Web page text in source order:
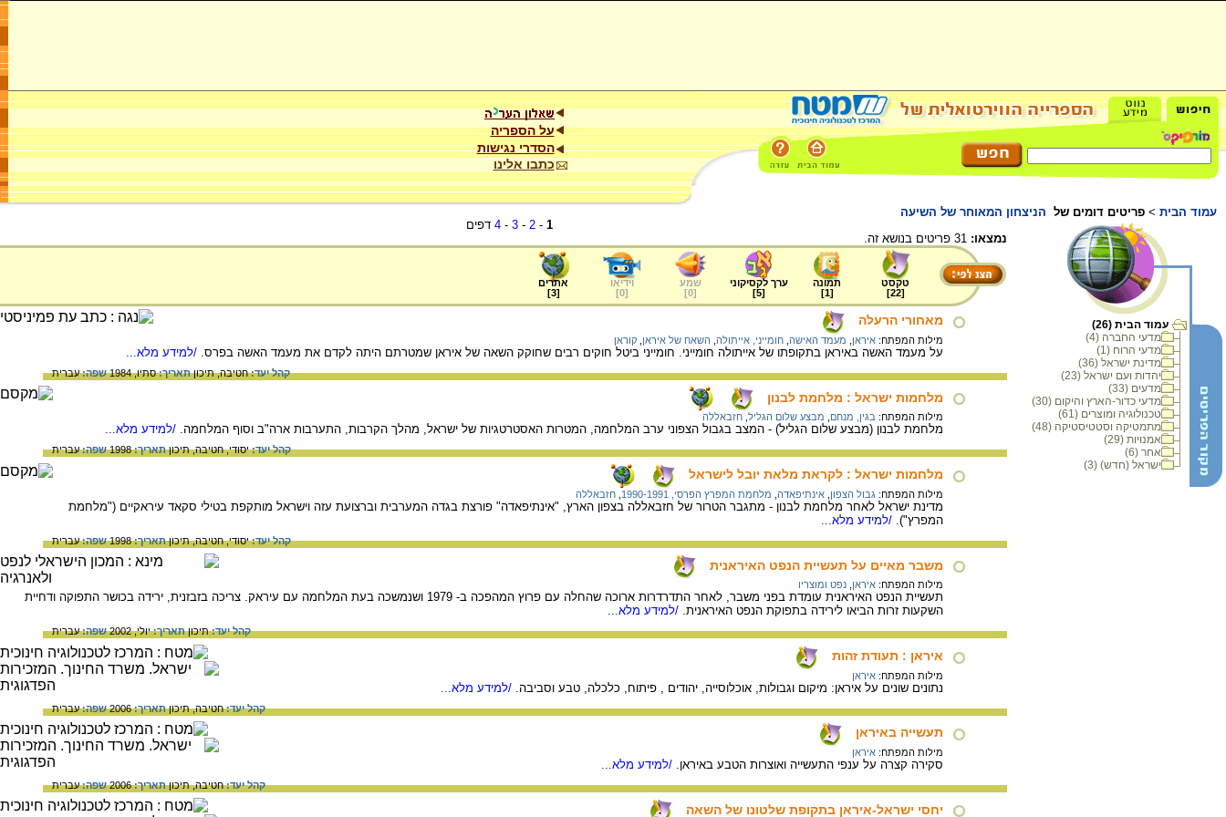
על הספריה
הסדרי נגישות
כתבו אלינו
עמוד הבית > פריטים דומים של הניצחון המאוחר של השיעה
עמוד הבית (26)
מדעי החברה (4)
מדעי הרוח (1)
מדינת ישראל (36)
יהדות ועם ישראל (23)
מדעים (33)
מדעי כדור-הארץ והיקום (30)
טכנולוגיה ומוצרים (61)
מתמטיקה וסטטיסטיקה (48)
אמנויות (29)
אחר (6)
ישראל (חדש) (3)
1
-
2
-
3
-
4 דפים
נמצאו:
טקסט
[
22
]
תמונה
[
1
]
ערך לקסיקוני
[
5
]
שמע
[
0
]
וידיאו
[
0
]
אתרים
[
3
]
מאחורי הרעלה
מילות המפתח: איראן מעמד האישה חומייני, אייתולה השאח של איראן קוראן
על מעמד האשה באיראן בתקופתו של אייתולה חומייני. חומייני ביטל חוקים רבים שחוקק השאה של איראן שמטרתם היתה לקדם את מעמד האשה בפרס. /למידע מלא...
קהל יעד:חטיבה,תיכוןתאריך:סתיו, 1984 שפה:עברית
מלחמות ישראל : מלחמת לבנון
מילות המפתח: בגין, מנחם מבצע שלום הגליל חזבאללה
מלחמת לבנון (מבצע שלום הגליל) - המצב בגבול הצפוני ערב המלחמה, המטרות האסטרטגיות של ישראל, מהלך הקרבות, התערבות ארה"ב וסוף המלחמה. /למידע מלא...
קהל יעד:יסודי,חטיבה,תיכוןתאריך:1998 שפה:עברית
מלחמות ישראל : לקראת מלאת יובל לישראל
מילות המפתח: גבול הצפון אינתיפאדה מלחמת המפרץ הפרסי, 1990-1991 חזבאללה
מדינת ישראל לאחר מלחמת לבנון - מתגבר הטרור של חזבאללה בצפון הארץ, "אינתיפאדה" פורצת בגדה המערבית וברצועת עזה וישראל מותקפת בטילי סקאד עיראקיים ("מלחמת
המפרץ"). /למידע מלא...
קהל יעד:יסודי,חטיבה,תיכוןתאריך:1998 שפה:עברית
משבר מאיים על תעשיית הנפט האיראנית
מילות המפתח: איראן נפט ומוצריו
תעשיית הנפט האיראנית עומדת בפני משבר, לאחר התדרדרות ארוכה שהחלה עם פרוץ המהפכה ב- 1979 ושנמשכה בעת המלחמה עם עיראק. צריכה בזבזנית, ירידה בכושר התפוקה ודחיית
השקעות זרות הביאו לירידה בתפוקת הנפט האיראנית. /למידע מלא...
קהל יעד:תיכוןתאריך:יולי, 2002 שפה:עברית
איראן : תעודת זהות
מילות המפתח: איראן
נתונים שונים על איראן: מיקום וגבולות, אוכלוסייה, יהודים , פיתוח, כלכלה, טבע וסביבה. /למידע מלא...
קהל יעד:חטיבה,תיכוןתאריך:2006 שפה:עברית
תעשייה באיראן
מילות המפתח: איראן
סקירה קצרה על ענפי התעשייה ואוצרות הטבע באיראן. /למידע מלא...
קהל יעד:חטיבה,תיכוןתאריך:2006 שפה:עברית
יחסי ישראל-איראן בתקופת שלטונו של השאה